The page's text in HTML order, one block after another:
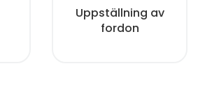
Uppställning av
fordon